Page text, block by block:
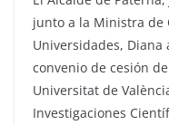
junto a la Ministra de
Universidades,
convenio de cesión
Universitat de
Investigaciones